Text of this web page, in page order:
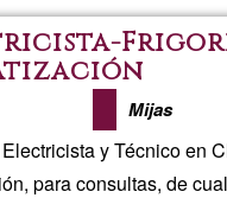
Mijas
y Técnico en
para consultas, de